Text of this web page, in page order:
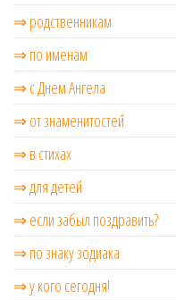
⇒ родственникам
⇒ по именам
⇒ с Днем Ангела
⇒ от знаменитостей
⇒ в стихах
⇒ для детей
⇒ если забыл поздравить?
⇒ по знаку зодиака
⇒ у кого сегодня!